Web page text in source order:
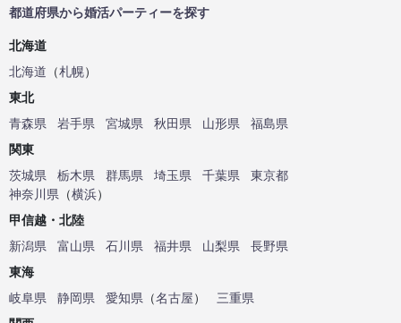
都道府県から婚活パーティーを探す
北海道
北海道 （札幌）
東北
青森県
岩手県 宮城県 秋田県 山形県
福島県
関東
茨城県
栃木県 群馬県 埼玉県 千葉県
東京都
神奈川県 （横浜）
甲信越・北陸
新潟県
富山県 石川県 福井県 山梨県
長野県
東海
岐阜県
静岡県 愛知県 （名古屋）
三重県